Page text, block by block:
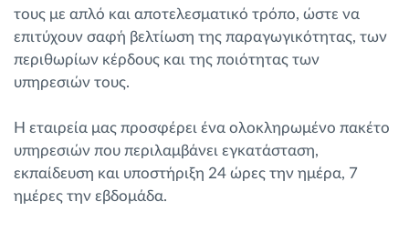
τους με απλό και αποτελεσματικό τρόπο, ώστε να
επιτύχουν σαφή βελτίωση της παραγωγικότητας, των
περιθωρίων κέρδους και της ποιότητας των
υπηρεσιών τους.
Η εταιρεία μας προσφέρει ένα ολοκληρωμένο πακέτο
υπηρεσιών που περιλαμβάνει εγκατάσταση,
εκπαίδευση και υποστήριξη 24 ώρες την ημέρα, 7
ημέρες την εβδομάδα.